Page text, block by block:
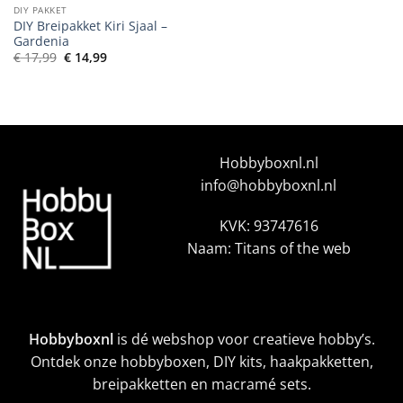
DIY PAKKET
DIY Breipakket Kiri Sjaal –
Gardenia
€17,99 Oorspronkelijke
prijs
€14,99Huidige
Hobbyboxnl.nl
info@hobbyboxnl.nl
KVK: 93747616
Naam: Titans of the web
Hobbyboxnlis dé webshop voor creatieve hobby’s.
Ontdek onze hobbyboxen, DIY kits, haakpakketten,
breipakketten en macramé sets.